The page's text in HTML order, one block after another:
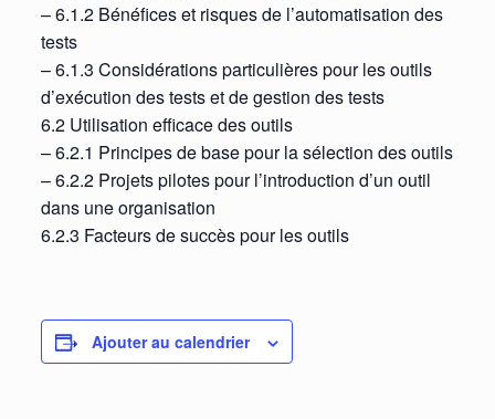
– 6.1.2 Bénéfices et risques de l’automatisation des
tests
– 6.1.3 Considérations particulières pour les outils
d’exécution des tests et de gestion des tests
6.2 Utilisation efficace des outils
– 6.2.1 Principes de base pour la sélection des outils
– 6.2.2 Projets pilotes pour l’introduction d’un outil
dans une organisation
6.2.3 Facteurs de succès pour les outils
Ajouter au calendrier